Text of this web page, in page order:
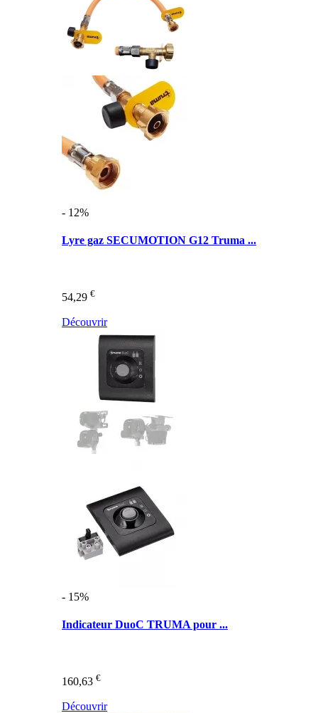
- 12%
Lyre gaz SECUMOTION G12 Truma ...
54,29 €
Découvrir
- 15%
Indicateur DuoC TRUMA pour ...
160,63 €
Découvrir